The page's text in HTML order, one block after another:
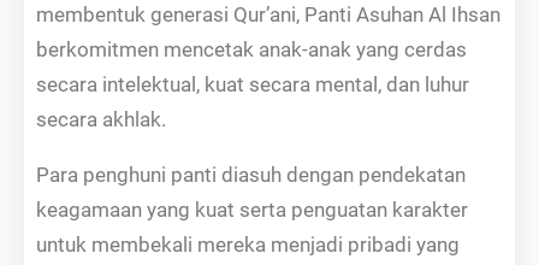
membentuk generasi Qur’ani, Panti Asuhan Al Ihsan
berkomitmen mencetak anak-anak yang cerdas
secara intelektual, kuat secara mental, dan luhur
secara akhlak.
Para penghuni panti diasuh dengan pendekatan
keagamaan yang kuat serta penguatan karakter
untuk membekali mereka menjadi pribadi yang